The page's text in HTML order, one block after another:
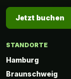
Jetzt buchen
STANDORTE
Hamburg
Braunschweig